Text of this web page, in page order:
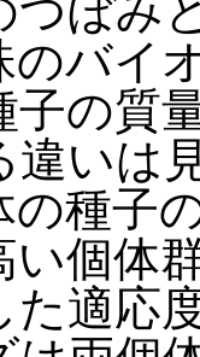
つぼみ
のバイ
子の質
違いは
の種子
い個体
た適応